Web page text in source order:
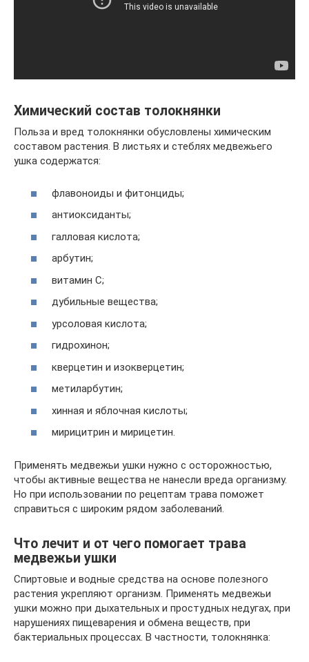
Химический состав толокнянки
Польза и вред толокнянки обусловлены химическим
составом растения. В листьях и стеблях медвежьего
ушка содержатся:
флавоноиды и фитонциды;
антиоксиданты;
галловая кислота;
арбутин;
витамин С;
дубильные вещества;
урсоловая кислота;
гидрохинон;
кверцетин и изокверцетин;
метиларбутин;
хинная и яблочная кислоты;
мирицитрин и мирицетин.
Применять медвежьи ушки нужно с осторожностью,
чтобы активные вещества не нанесли вреда организму.
Но при использовании по рецептам трава поможет
справиться с широким рядом заболеваний.
Что лечит и от чего помогает трава
медвежьи ушки
Спиртовые и водные средства на основе полезного
растения укрепляют организм. Применять медвежьи
ушки можно при дыхательных и простудных недугах, при
нарушениях пищеварения и обмена веществ, при
бактериальных процессах. В частности, толокнянка: